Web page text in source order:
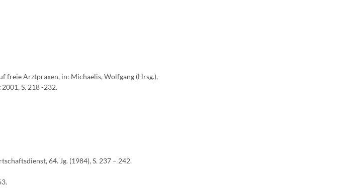
freie Arztpraxen, in: Michaelis, Wolfgang (Hrsg.),
S. 218 -232.
64. Jg. (1984), S. 237 – 242.